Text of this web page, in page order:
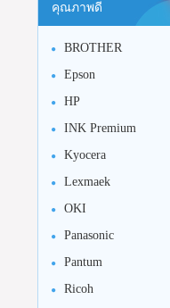
คุณภาพดี
BROTHER
Epson
HP
INK Premium
Kyocera
Lexmaek
OKI
Panasonic
Pantum
Ricoh